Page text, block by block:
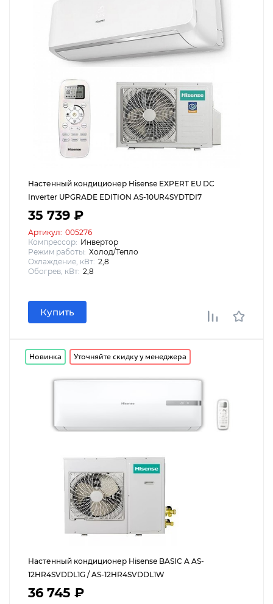
Настенный кондиционер Hisense EXPERT EU DC
Inverter UPGRADE EDITION AS-10UR4SYDTDI7
35 739 ₽
Артикул: 005276
Компрессор: Инвертор
Режим работы: Холод/Тепло
Охлаждение, кВт: 2,8
Обогрев, кВт: 2,8
Купить
Новинка Уточняйте скидку у менеджера
Настенный кондиционер Hisense BASIC A AS-
12HR4SVDDL1G / AS-12HR4SVDDL1W
36 745 ₽